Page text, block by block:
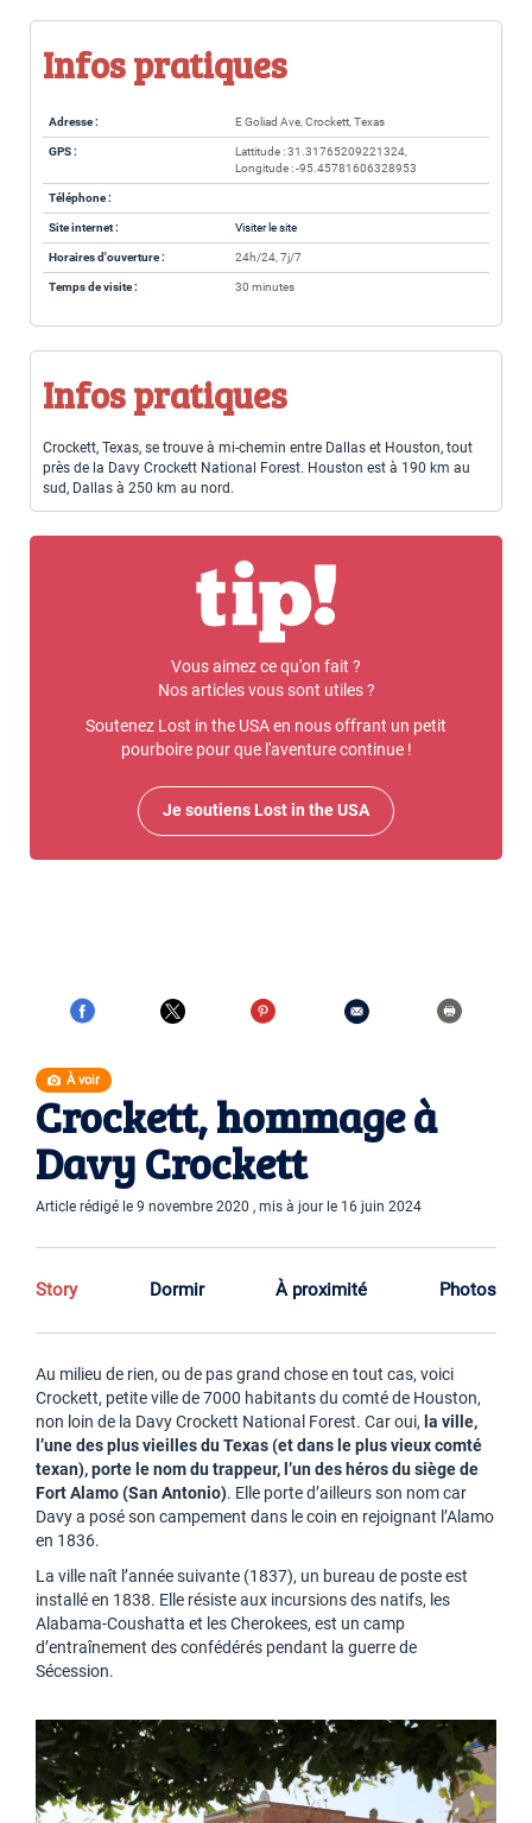
À voir
Crockett, hommage à
Davy Crockett
Article rédigé le 9 novembre 2020 , mis à jour le 16 juin 2024
Story Dormir À proximité Photos
Au milieu de rien, ou de pas grand chose en tout cas, voici
Crockett, petite ville de 7000 habitants du comté de Houston,
non loin de la Davy Crockett National Forest. Car oui, la ville,
l’une des plus vieilles du Texas (et dans le plus vieux comté
texan), porte le nom du trappeur, l’un des héros du siège de
Fort Alamo (San Antonio). Elle porte d’ailleurs son nom car
Davy a posé son campement dans le coin en rejoignant l’Alamo
en 1836.
La ville naît l’année suivante (1837), un bureau de poste est
installé en 1838. Elle résiste aux incursions des natifs, les
Alabama-Coushatta et les Cherokees, est un camp
d’entraînement des confédérés pendant la guerre de
Sécession.
Infos pratiques
Adresse : E Goliad Ave, Crockett, Texas
GPS :
Lattitude : 31.31765209221324,
Longitude : -95.45781606328953
Téléphone :
Site internet : Visiter le site
Horaires d'ouverture : 24h/24, 7j/7
Temps de visite : 30 minutes
Infos pratiques
Crockett, Texas, se trouve à mi-chemin entre Dallas et Houston, tout
près de la Davy Crockett National Forest. Houston est à 190 km au
sud, Dallas à 250 km au nord.
Vous aimez ce qu'on fait ?
Nos articles vous sont utiles ?
Soutenez Lost in the USA en nous offrant un petit
pourboire pour que l'aventure continue !
Je soutiens Lost in the USA